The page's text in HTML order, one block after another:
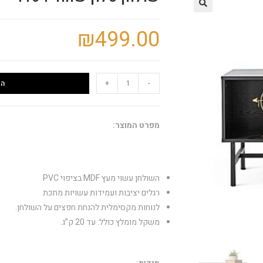
₪499.00
-
+
מפרט המוצר:
השולחן עשוי מעץ MDF בציפוי PVC
רגלים יציבות ועמידות עשויות מתכת
לנוחות מקסימלית להנחת חפצים על השולחן.
משקל מומלץ כולל: עד 20 ק”ג.